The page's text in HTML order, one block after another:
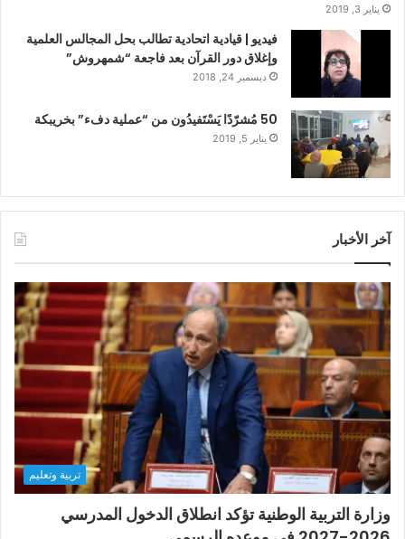
يناير 3, 2019
فيديو | قيادية اتحادية تطالب بحل المجالس العلمية
وإغلاق دور القرآن بعد فاجعة “شمهروش”
ديسمبر 24, 2018
50 مُشرّدًا يَسْتَفيدُون من “عملية دفء” بخريبكة
يناير 5, 2019
آخر الأخبار
تربية وتعليم
وزارة التربية الوطنية تؤكد انطلاق الدخول المدرسي